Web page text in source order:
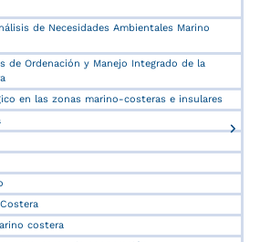
de Necesidades Ambientales Marino
de Ordenación y Manejo Integrado de la
en las zonas marino-costeras e insulares
costera